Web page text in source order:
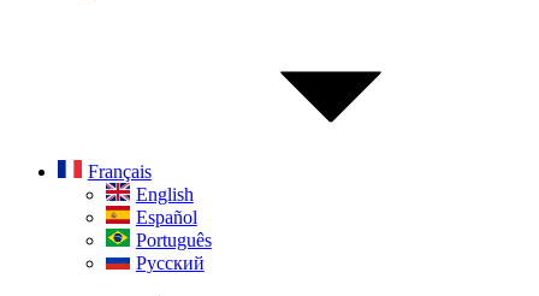
Français
English
Español
Português
Русский